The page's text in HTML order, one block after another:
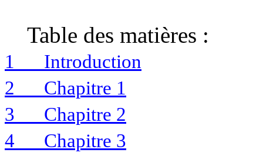
Table des matières :
1
Introduction
2
Chapitre 1
3
Chapitre 2
4
Chapitre 3